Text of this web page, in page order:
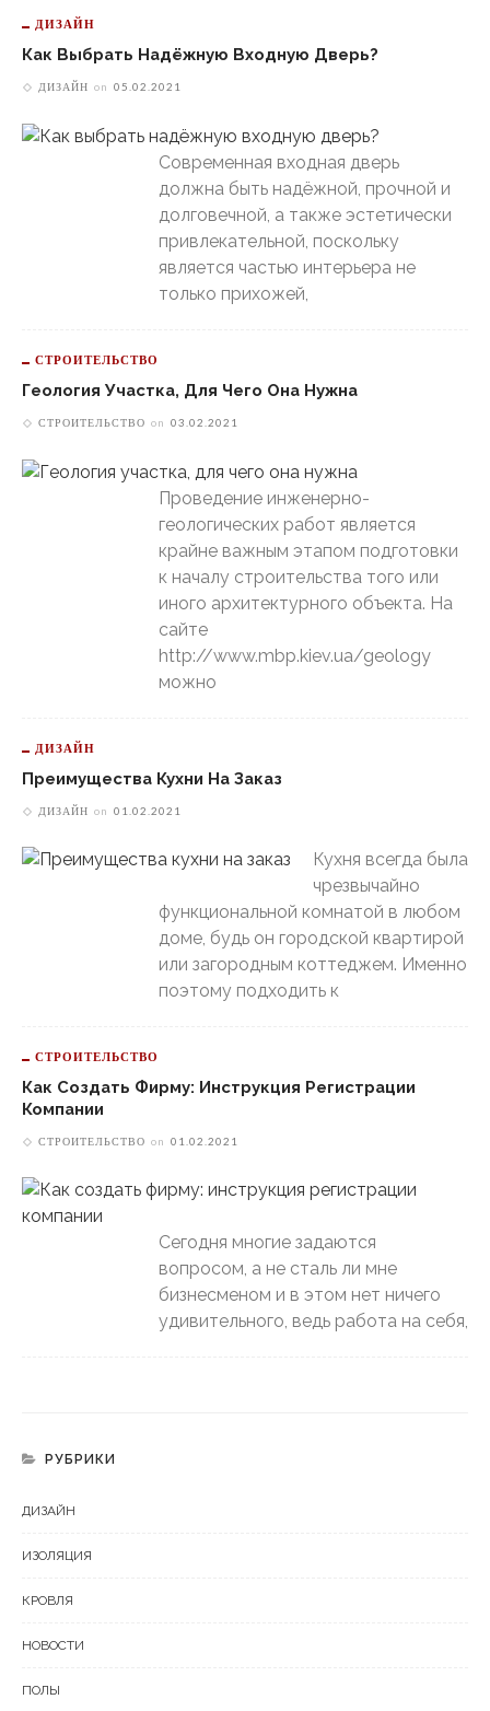
ДИЗАЙН
Как Выбрать Надёжную Входную Дверь?
ДИЗАЙН on 05.02.2021
Современная входная дверь
должна быть надёжной, прочной и
долговечной, а также эстетически
привлекательной, поскольку
является частью интерьера не
только прихожей,
СТРОИТЕЛЬСТВО
Геология Участка, Для Чего Она Нужна
СТРОИТЕЛЬСТВО on 03.02.2021
Проведение инженерно-
геологических работ является
крайне важным этапом подготовки
к началу строительства того или
иного архитектурного объекта. На
сайте
http://www.mbp.kiev.ua/geology
можно
ДИЗАЙН
Преимущества Кухни На Заказ
ДИЗАЙН on 01.02.2021
Кухня всегда была
чрезвычайно
функциональной комнатой в любом
доме, будь он городской квартирой
или загородным коттеджем. Именно
поэтому подходить к
СТРОИТЕЛЬСТВО
Как Создать Фирму: Инструкция Регистрации
Компании
СТРОИТЕЛЬСТВО on 01.02.2021
Сегодня многие задаются
вопросом, а не сталь ли мне
бизнесменом и в этом нет ничего
удивительного, ведь работа на себя,
РУБРИКИ
ДИЗАЙН
ИЗОЛЯЦИЯ
КРОВЛЯ
НОВОСТИ
ПОЛЫ